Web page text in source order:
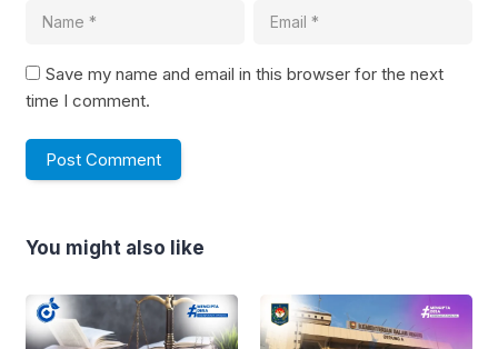
Save my name and email in this browser for the next
time I comment.
You might also like